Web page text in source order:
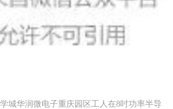
城华润微电子重庆园区工人在8吋功率半导